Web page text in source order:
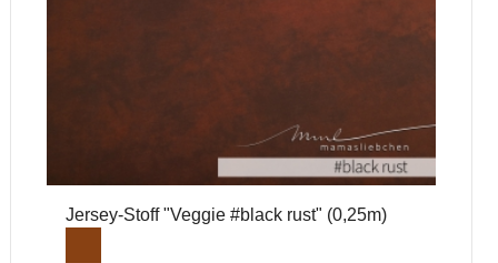
Jersey-Stoff "Veggie #black rust" (0,25m)